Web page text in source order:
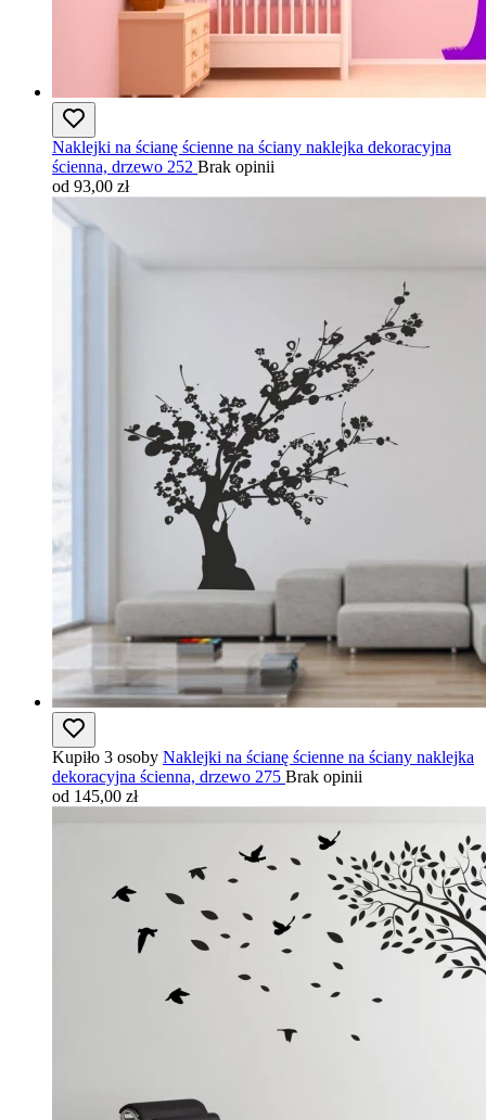
Naklejki na ścianę ścienne na ściany naklejka dekoracyjna
ścienna, drzewo 252 Brak opinii
od 93,00 zł
Kupiło 3 osoby Naklejki na ścianę ścienne na ściany naklejka
dekoracyjna ścienna, drzewo 275 Brak opinii
od 145,00 zł